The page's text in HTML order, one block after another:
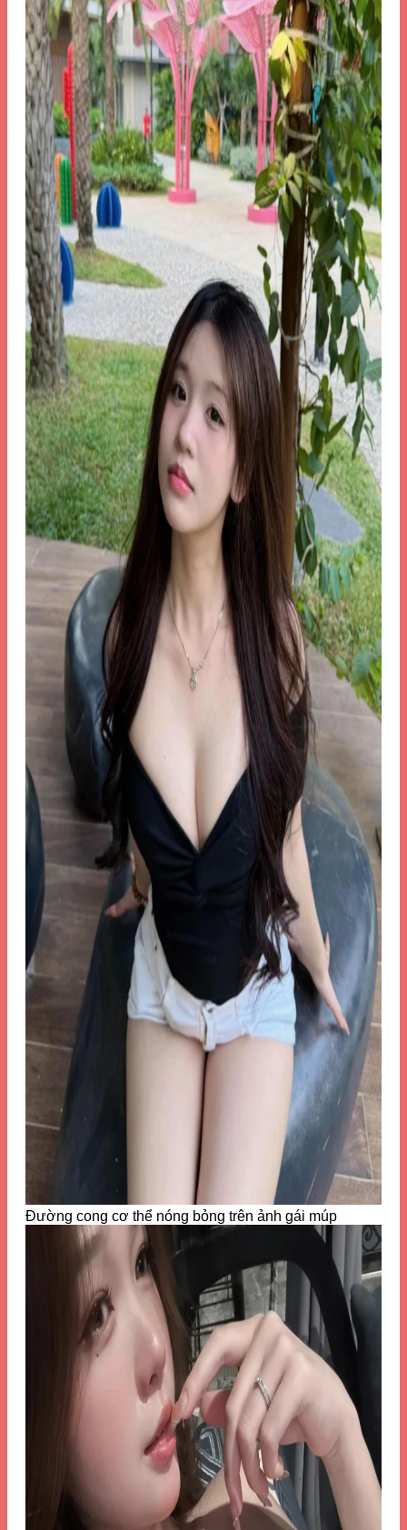
Đường cong cơ thể nóng bỏng trên ảnh gái múp